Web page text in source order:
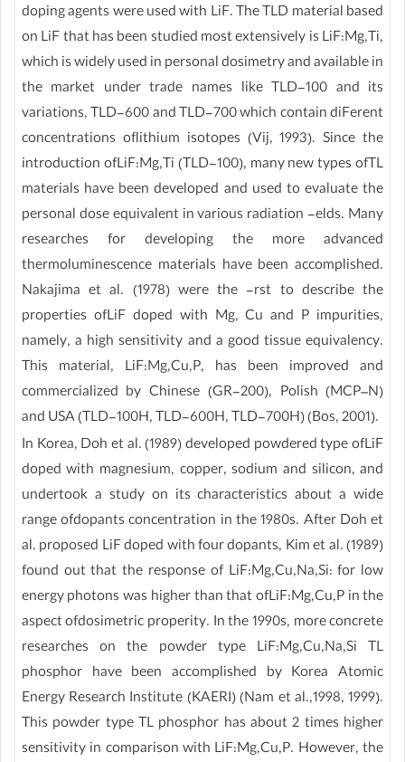
doping agents were used with LiF. The TLD material based
on LiF that has been studied most extensively is LiF:Mg,Ti,
which is widely used in personal dosimetry and available in
the market under trade names like TLD-100 and its
variations, TLD-600 and TLD-700 which contain diFerent
concentrations oflithium isotopes (Vij, 1993). Since the
introduction ofLiF:Mg,Ti (TLD-100), many new types ofTL
materials have been developed and used to evaluate the
personal dose equivalent in various radiation -elds. Many
researches for developing the more advanced
thermoluminescence materials have been accomplished.
Nakajima et al. (1978) were the -rst to describe the
properties ofLiF doped with Mg, Cu and P impurities,
namely, a high sensitivity and a good tissue equivalency.
This material, LiF:Mg,Cu,P, has been improved and
commercialized by Chinese (GR-200), Polish (MCP–N)
and USA (TLD-100H, TLD-600H, TLD-700H) (Bos, 2001).
In Korea, Doh et al. (1989) developed powdered type ofLiF
doped with magnesium, copper, sodium and silicon, and
undertook a study on its characteristics about a wide
range ofdopants concentration in the 1980s. After Doh et
al. proposed LiF doped with four dopants, Kim et al. (1989)
found out that the response of LiF:Mg,Cu,Na,Si: for low
energy photons was higher than that ofLiF:Mg,Cu,P in the
aspect ofdosimetric properity. In the 1990s, more concrete
researches on the powder type LiF:Mg,Cu,Na,Si TL
phosphor have been accomplished by Korea Atomic
Energy Research Institute (KAERI) (Nam et al.,1998, 1999).
This powder type TL phosphor has about 2 times higher
sensitivity in comparison with LiF:Mg,Cu,P. However, the